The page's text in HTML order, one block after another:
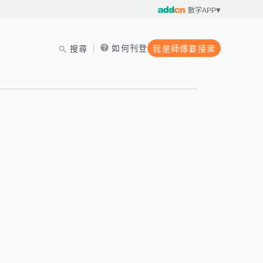
數字APP
搜尋 如何刊登 我是師傅要接案